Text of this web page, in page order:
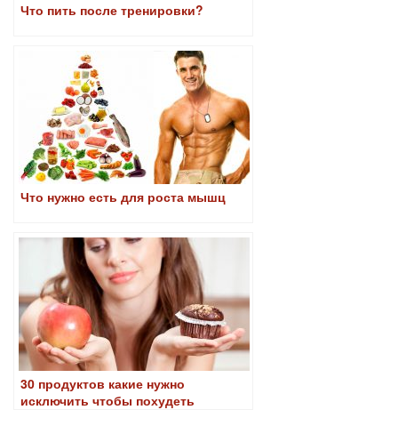
Что пить после тренировки?
Что нужно есть для роста мышц
30 продуктов какие нужно
исключить чтобы похудеть